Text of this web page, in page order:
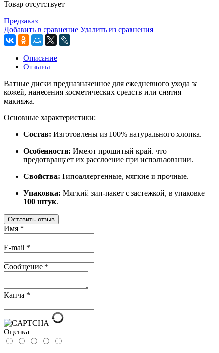
Товар отсутствует
Предзаказ
Добавить в сравнение Удалить из сравнения
Описание
Отзывы
Ватные диски предназначенное для ежедневного ухода за
кожей, нанесения косметических средств или снятия
макияжа.
Основные характеристики:
Состав: Изготовлены из 100% натурального хлопка.
Особенности: Имеют прошитый край, что
предотвращает их расслоение при использовании.
Свойства: Гипоаллергенные, мягкие и прочные.
Упаковка: Мягкий зип-пакет с застежкой, в упаковке
100 штук.
Оставить отзыв
Имя *
E-mail *
Сообщение *
Капча *
Оценка